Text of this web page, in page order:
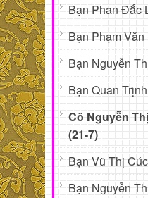
Bạn Phan Đắc
Bạn Phạm Văn
Bạn Nguyễn
Bạn Quan
Cô Nguyễn
(21-7)
Bạn Vũ Thị
Bạn Nguyễn